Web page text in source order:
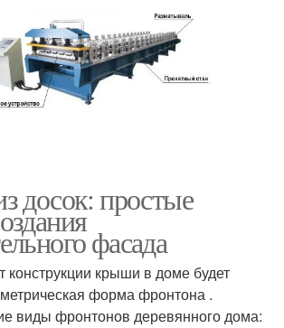
досок: простые
фасада
конструкции крыши в доме будет
форма фронтона .
виды фронтонов деревянного дома: